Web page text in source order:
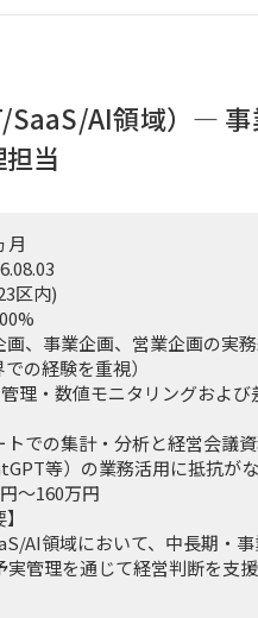
ドマップの策定
告、最終報告資料の作成お
ング、課題分析から施策立案
構造化および資料化
、ロードマップ策定
ードおよびタスク管理
料の作成、プレゼンテーショ
年10月1日～2026年12月28日
日まで
定
たちなか市・勝田駅周辺
度は週によって変動
週もある一方、プロジェクト
生する可能性あり
SaaS/AI領域）— 事
当
月
区内)
画、事業企画、営業企画の実
の経験を重視）
理・数値モニタリングおよ
トでの集計・分析と経営会議
等）の業務活用に抵抗が
～160万円
AI領域において、中長期・
管理を通じて経営判断を支